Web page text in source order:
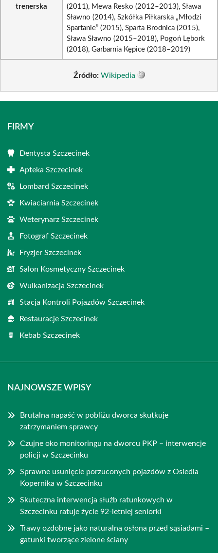
trenerska
(2011), Mewa Resko (2012–2013), Sława
Sławno (2014), Szkółka Piłkarska „Młodzi
Spartanie” (2015), Sparta Brodnica (2015),
Sława Sławno (2015–2018), Pogoń Lębork
(2018), Garbarnia Kępice (2018–2019)
Źródło: Wikipedia
FIRMY
Dentysta Szczecinek
Apteka Szczecinek
Lombard Szczecinek
Kwiaciarnia Szczecinek
Weterynarz Szczecinek
Fotograf Szczecinek
Fryzjer Szczecinek
Salon Kosmetyczny Szczecinek
Wulkanizacja Szczecinek
Stacja Kontroli Pojazdów Szczecinek
Restauracje Szczecinek
Kebab Szczecinek
NAJNOWSZE WPISY
Brutalna napaść w pobliżu dworca skutkuje
zatrzymaniem sprawcy
Czujne oko monitoringu na dworcu PKP – interwencje
policji w Szczecinku
Sprawne usunięcie porzuconych pojazdów z Osiedla
Kopernika w Szczecinku
Skuteczna interwencja służb ratunkowych w
Szczecinku ratuje życie 92-letniej seniorki
Trawy ozdobne jako naturalna osłona przed sąsiadami –
gatunki tworzące zielone ściany